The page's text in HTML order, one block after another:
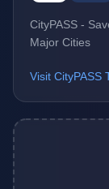
CityPASS -
Major Cities
Visit CityPASS